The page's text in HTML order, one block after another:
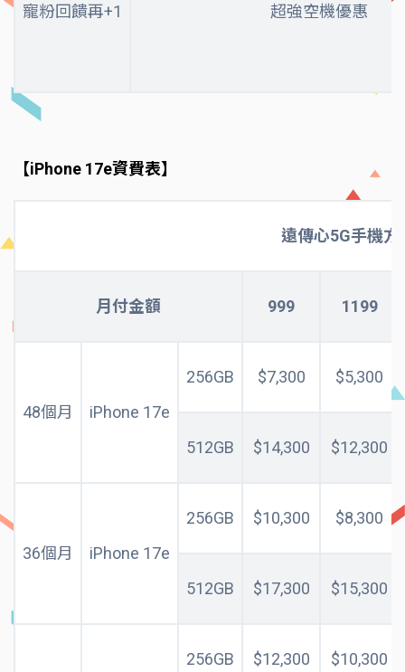
寵粉回饋再+1 超強空機優惠
【iPhone 17e資費表】
遠傳心5G手機方
月付金額 999 1199
48個月 iPhone 17e
256GB $7,300 $5,300
512GB $14,300 $12,300
36個月 iPhone 17e
256GB $10,300 $8,300
512GB $17,300 $15,300
256GB $12,300 $10,300